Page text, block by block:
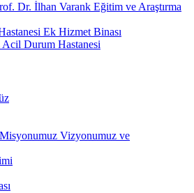
Dr. İlhan Varank Eğitim ve Araştırma
Ek Hizmet Binası
Durum Hastanesi
Vizyonumuz ve